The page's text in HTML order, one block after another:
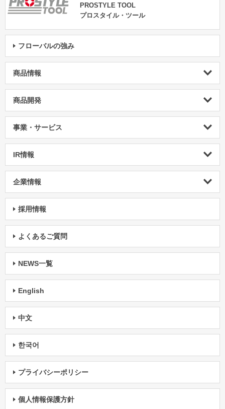
PROSTYLE TOOL
プロスタイル・ツール
フローバルの強み
商品情報
商品開発
事業・サービス
IR情報
企業情報
採用情報
よくあるご質問
NEWS一覧
English
中文
한국어
プライバシーポリシー
個人情報保護方針